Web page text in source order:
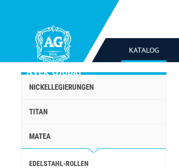
KATALOG
NICKELLEGIERUNGEN
TITAN
MATEA
EDELSTAHL-ROLLEN